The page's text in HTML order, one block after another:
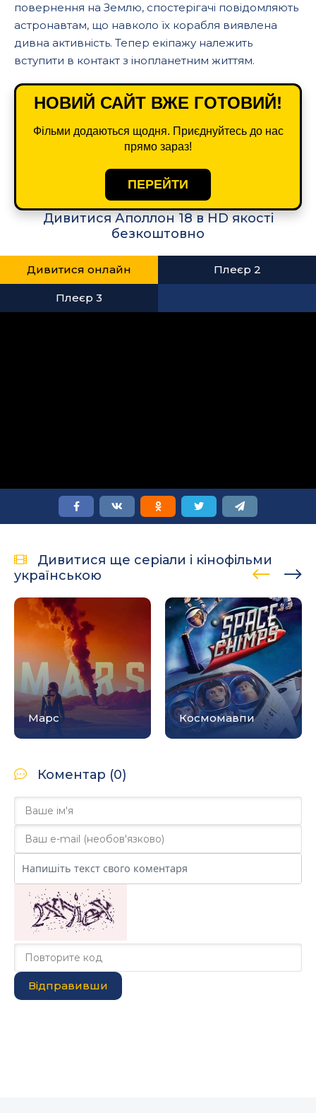
повернення на Землю, спостерігачі повідомляють
астронавтам, що навколо їх корабля виявлена
дивна активність. Тепер екіпажу належить
вступити в контакт з інопланетним життям.
НОВИЙ САЙТ ВЖЕ ГОТОВИЙ!
Фільми додаються щодня. Приєднуйтесь до нас
прямо зараз!
ПЕРЕЙТИ
Дивитися Аполлон 18 в HD якості
безкоштовно
Дивитися онлайн Плеєр 2
Плеєр 3
Дивитися ще серіали і кінофільми
українською
Марс Космомавпи
Коментар (0)
Відправивши